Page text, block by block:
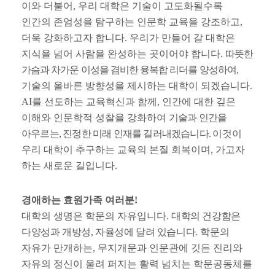
이와 더불어 , 우리 대학은 기술이 고도화될수록
인간의 존엄성을 탐구하는 인문학 교육을 강조하고,
더욱 강화하고자 합니다. 우리가 만들어 갈 대학은
지식을 넘어 사람을 완성하는 곳이어야 합니다. 따뜻한
가슴과 차가운 이성을 겸비한 융복합 리더를 양성하여,
기술의 올바른 방향성을 제시하는 대학이 되겠습니다.
AI를 선도하는 교육혁신과 함께 , 인간에 대한 깊은
이해와 인문학적 성찰을 강화하여 기술과 인간을
아우르는, 진정한 미래 인재를 길러내겠습니다. 이것이
우리 대학이 추구하는 교육의 본질 회복이며 , 가고자
하는 새로운 길입니다.
경애하는 효원가족 여러분!
대학의 생명은 학문의 자유입니다. 대학의 건강함은
다양성과 개방성, 자율성에 달려 있습니다. 학문의
자유가 만개하는, 무지개문과 인문관에 깃든 진리와
자유의 정신이 울려 퍼지는 활력 넘치는 학문공동체를